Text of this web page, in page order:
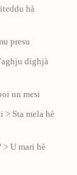
hà
presu
dighjà
un mesi
> Sta mela hè
> U mari hè